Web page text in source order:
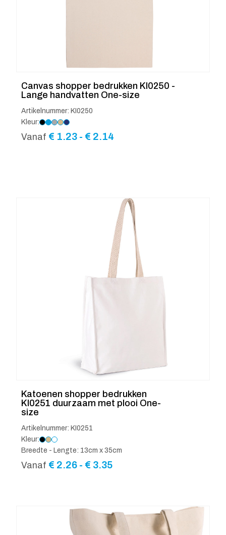
Canvas shopper bedrukken KI0250 -
Lange handvatten One-size
Artikelnummer: KI0250
Kleur:
Vanaf € 1.23 - € 2.14
Katoenen shopper bedrukken
KI0251 duurzaam met plooi One-
size
Artikelnummer: KI0251
Kleur:
Breedte - Lengte: 13cm x 35cm
Vanaf € 2.26 - € 3.35